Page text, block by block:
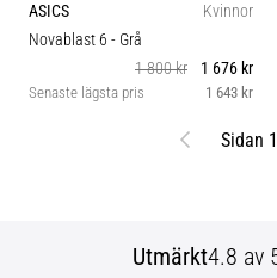
ASICS
Kvinnor
Novablast 6 - Grå
1 800 kr
1 676 kr
Senaste lägsta pris 1 643 kr
Föregående
Sidan
Utmärkt4.8 av